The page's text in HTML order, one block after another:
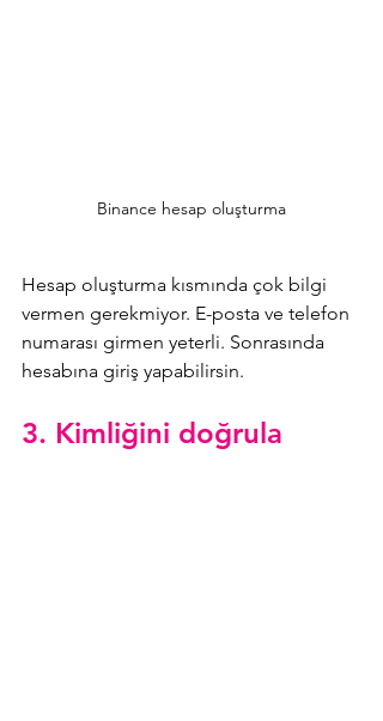
Binance hesap oluşturma
Hesap oluşturma kısmında çok bilgi
vermen gerekmiyor. E-posta ve telefon
numarası girmen yeterli. Sonrasında
hesabına giriş yapabilirsin.
3. Kimliğini doğrula